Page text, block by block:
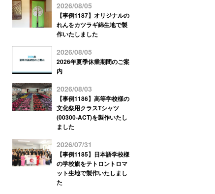
2026/08/05
【事例1187】オリジナルの
れんをカツラギ綿生地で製
作いたしました
2026/08/05
2026年夏季休業期間のご案
内
2026/08/03
【事例1186】高等学校様の
文化祭用クラスTシャツ
(00300-ACT)を製作いたし
ました
2026/07/31
【事例1185】日本語学校様
の学校旗をテトロントロマ
ット生地で製作いたしまし
た